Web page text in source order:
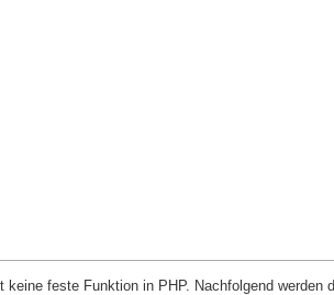
feste Funktion in PHP. Nachfolgend werden